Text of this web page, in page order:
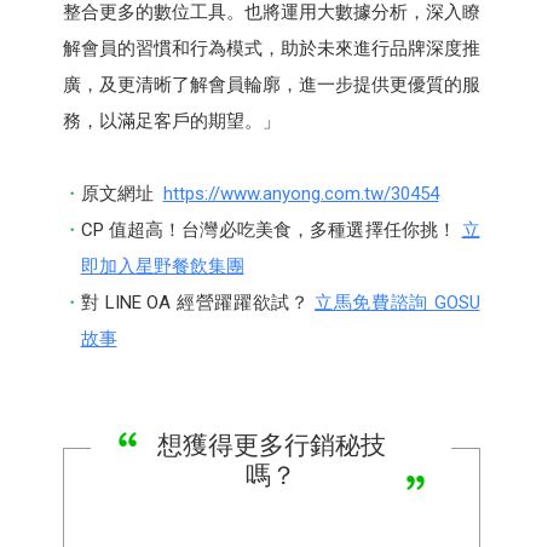
整合更多的數位工具。也將運用大數據分析，深入瞭
解會員的習慣和行為模式，助於未來進行品牌深度推
廣，及更清晰了解會員輪廓，進一步提供更優質的服
務，以滿足客戶的期望。」
原文網址
https://www.anyong.com.tw/30454
CP 值超高！台灣必吃美食，多種選擇任你挑！ 立
即加入星野餐飲集團
對 LINE OA 經營躍躍欲試？ 立馬免費諮詢 GOSU
故事
想獲得更多行銷秘技
嗎？